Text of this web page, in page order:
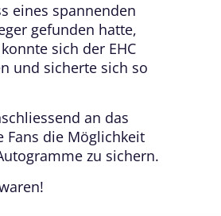
eines spannenden
gefunden hatte,
sich der EHC
und sicherte sich so
an das
Fans die Möglichkeit
zu sichern.